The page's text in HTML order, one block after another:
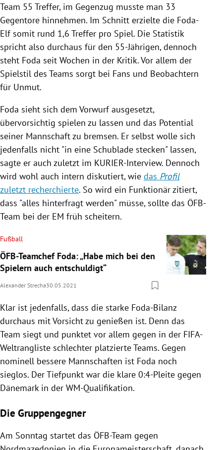
Team 55 Treffer, im Gegenzug musste man 33
Gegentore hinnehmen. Im Schnitt erzielte die Foda-
Elf somit rund 1,6 Treffer pro Spiel. Die Statistik
spricht also durchaus für den 55-Jährigen, dennoch
steht Foda seit Wochen in der Kritik. Vor allem der
Spielstil des Teams sorgt bei Fans und Beobachtern
für Unmut.
Foda sieht sich dem Vorwurf ausgesetzt,
übervorsichtig spielen zu lassen und das Potential
seiner Mannschaft zu bremsen. Er selbst wolle sich
jedenfalls nicht "in eine Schublade stecken" lassen,
sagte er auch zuletzt im KURIER-Interview. Dennoch
wird wohl auch intern diskutiert, wie das Profil
zuletzt recherchierte. So wird ein Funktionär zitiert,
dass "alles hinterfragt werden" müsse, sollte das ÖFB-
Team bei der EM früh scheitern.
Fußball
ÖFB-Teamchef Foda: „Habe mich bei den
Spielern auch entschuldigt“
Alexander Strecha30.05.2021
Klar ist jedenfalls, dass die starke Foda-Bilanz
durchaus mit Vorsicht zu genießen ist. Denn das
Team siegt und punktet vor allem gegen in der FIFA-
Weltrangliste schlechter platzierte Teams. Gegen
nominell bessere Mannschaften ist Foda noch
sieglos. Der Tiefpunkt war die klare 0:4-Pleite gegen
Dänemark in der WM-Qualifikation.
Die Gruppengegner
Am Sonntag startet das ÖFB-Team gegen